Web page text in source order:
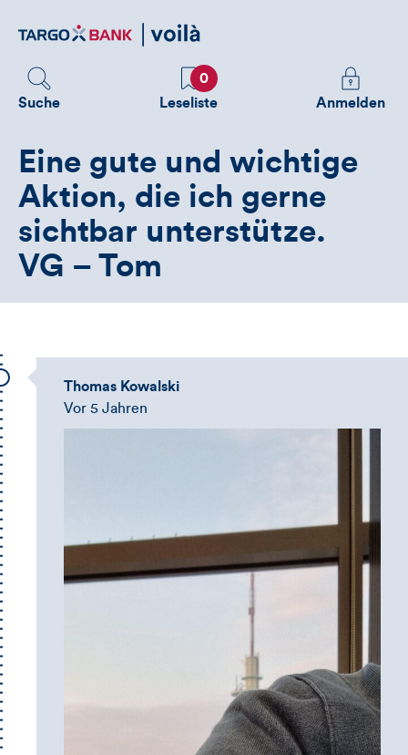
zum
Suche
Favoriten
0
Leseliste
Melden
Sie
um
zusätzliche
Anmelden
Eine gute und wichtige
Aktion, die ich gerne
sichtbar unterstütze.
VG – Tom
Thomas Kowalski
Vor 5 Jahren